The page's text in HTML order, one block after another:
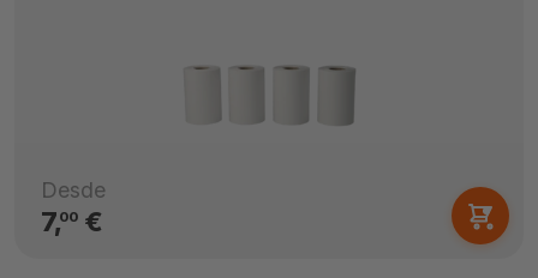
Desde
7,00€